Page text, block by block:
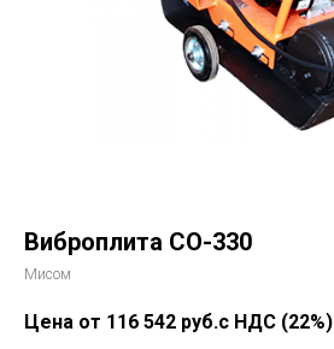
Виброплита СО-330
Мисом
116 542 руб.с НДС (22%)